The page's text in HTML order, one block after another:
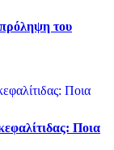
πρόληψη του
Ποια